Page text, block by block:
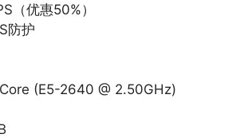
（优惠50%）
防护
(E5-2640 @ 2.50GHz)